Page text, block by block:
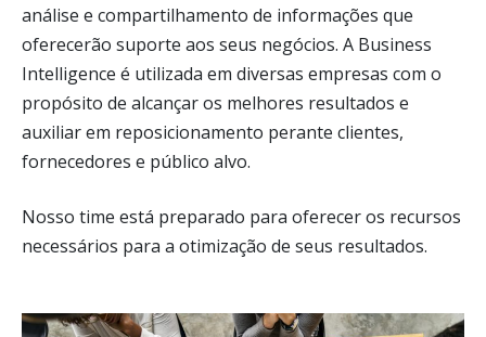
análise e compartilhamento de informações que
oferecerão suporte aos seus negócios. A Business
Intelligence é utilizada em diversas empresas com o
propósito de alcançar os melhores resultados e
auxiliar em reposicionamento perante clientes,
fornecedores e público alvo.
Nosso time está preparado para oferecer os recursos
necessários para a otimização de seus resultados.